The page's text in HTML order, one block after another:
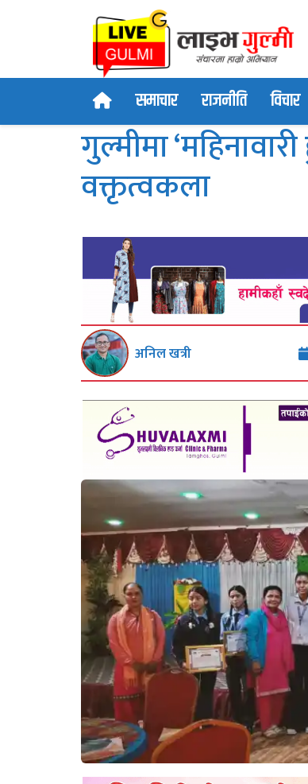
समाचार राजनीति विचार
गुल्मीमा
वक्तृत्वकला
अनिल खत्री